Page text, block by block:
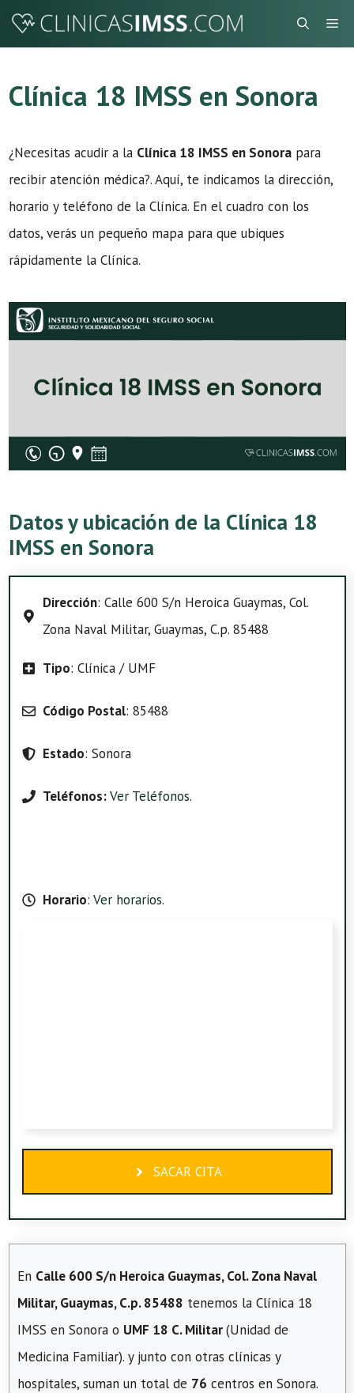
Saltar
Clínica 18 IMSS en Sonora
¿Necesitas acudir a la Clínica 18 IMSS en Sonora para
recibir atención médica?. Aquí, te indicamos la dirección,
horario y teléfono de la Clínica. En el cuadro con los
datos, verás un pequeño mapa para que ubiques
rápidamente la Clínica.
Datos y ubicación de la Clínica 18
IMSS en Sonora
Dirección: Calle 600 S/n Heroica Guaymas, Col.
Zona Naval Militar, Guaymas, C.p. 85488
Tipo: Clínica / UMF
Código Postal: 85488
Estado: Sonora
Teléfonos:Ver Teléfonos.
Horario: Ver horarios.
SACAR CITA
En Calle 600 S/n Heroica Guaymas, Col. Zona Naval
Militar, Guaymas, C.p. 85488 tenemos la Clínica 18
IMSS en Sonora o UMF 18 C. Militar(Unidad de
Medicina Familiar). y junto con otras clínicas y
hospitales, suman un total de 76 centros en Sonora.